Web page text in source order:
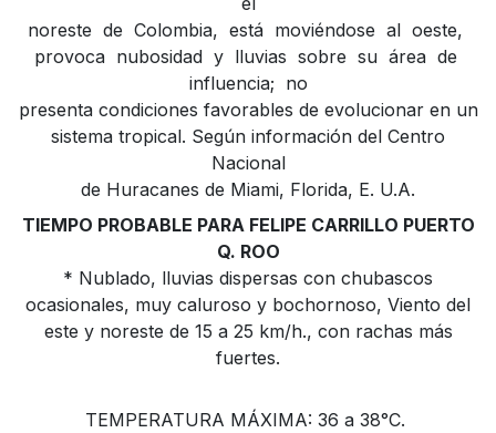
noreste de Colombia, está moviéndose al oeste,
provoca nubosidad y lluvias sobre su área de
influencia; no
presenta condiciones favorables de evolucionar en un
sistema tropical. Según información del Centro
Nacional
de Huracanes de Miami, Florida, E. U.A.
TIEMPO PROBABLE PARA FELIPE CARRILLO PUERTO
Q. ROO
* Nublado, lluvias dispersas con chubascos
ocasionales, muy caluroso y bochornoso, Viento del
este y noreste de 15 a 25 km/h., con rachas más
fuertes.
TEMPERATURA MÁXIMA: 36 a 38°C.